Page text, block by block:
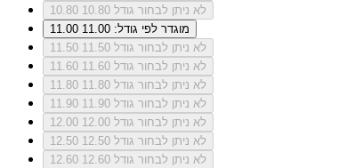
10.80
לא ניתן לבחור גודל 10.80
11.00
מוגדר לפי גודל: 11.00
11.50
לא ניתן לבחור גודל 11.50
11.60
לא ניתן לבחור גודל 11.60
11.80
לא ניתן לבחור גודל 11.80
11.90
לא ניתן לבחור גודל 11.90
12.00
לא ניתן לבחור גודל 12.00
12.50
לא ניתן לבחור גודל 12.50
12.60
לא ניתן לבחור גודל 12.60